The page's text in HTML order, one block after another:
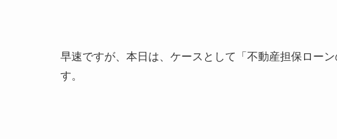
早速ですが、本日は、ケースとして「不動産担保ロー
す。